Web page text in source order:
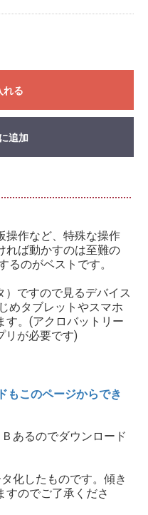
れる
追加
操作など、特殊な操作
れば動かすのは至難の
るのがベストです。
）ですので見るデバイス
めタブレットやスマホ
す。(アクロバットリー
リが必要です)
もこのページからでき
あるのでダウンロード
化したものです。傾き
すのでご了承くださ